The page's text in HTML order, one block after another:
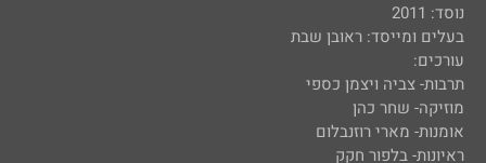
נוסד: 2011
בעלים ומייסד: ראובן שבת
עורכים:
תרבות- צביה ויצמן כספי
מוזיקה- שחר כהן
אומנות- מארי רוזנבלום
ראיונות- בלפור חקק